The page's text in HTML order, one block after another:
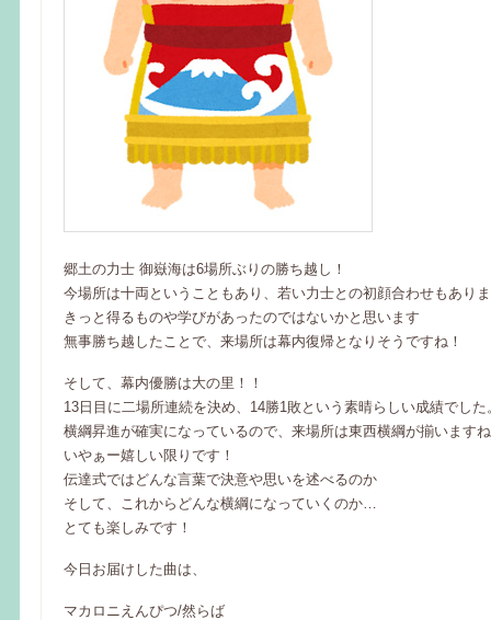
郷土の力士 御嶽海は6場所ぶりの勝ち越し！
今場所は十両ということもあり、若い力士との初顔合わせもあり
きっと得るものや学びがあったのではないかと思います
無事勝ち越したことで、来場所は幕内復帰となりそうですね！
そして、幕内優勝は大の里！！
13日目に二場所連続を決め、14勝1敗という素晴らしい成績でした
横綱昇進が確実になっているので、来場所は東西横綱が揃います
いやぁー嬉しい限りです！
伝達式ではどんな言葉で決意や思いを述べるのか
そして、これからどんな横綱になっていくのか…
とても楽しみです！
今日お届けした曲は、
マカロニえんぴつ/然らば